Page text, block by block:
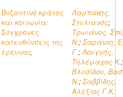
Βυζαντινό κράτος
και κοινωνία:
Σύγχρονες
κατευθύνσεις της
έρευνας
Λαμπάκης,
Στυλιανός;
Τρωιάνος,
Ν.;Σαράντη,
Γ.;Λουγγής,
Τηλέμαχος K.;
Βλυσίδου,
Ν.;Σαββίδης,
Αλέξιος Γ.K.